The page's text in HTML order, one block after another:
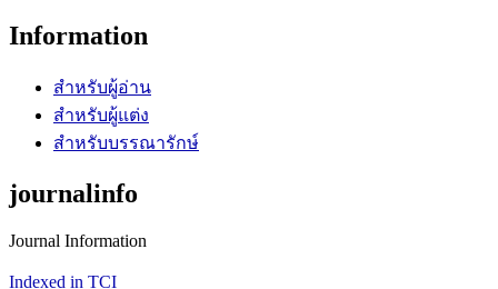
Information
สำหรับผู้อ่าน
สำหรับผู้แต่ง
สำหรับบรรณารักษ์
journalinfo
Journal Information
Indexed in TCI